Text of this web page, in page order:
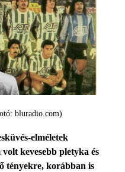
bluradio.com)
elméletek
kevesebb pletyka és
tényekre, korábban is